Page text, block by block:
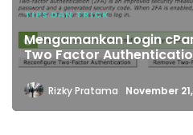
TIPS DAN TRICK
Mengamankan Login
Two Factor
Rizky Pratama November